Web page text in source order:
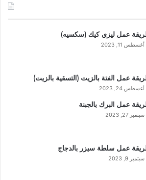
عمل ليزي كيك (سكسيه)
أغسطس 11, 2023
عمل الفتة بالزيت (التسقية بالزيت)
أغسطس 24, 2023
عمل البرك بالجبنة
سبتمبر 27, 2023
عمل سلطة سيزر بالدجاج
سبتمبر 9, 2023